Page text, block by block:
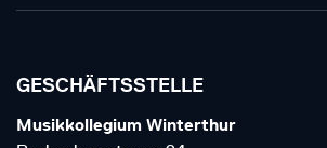
GESCHÄFTSSTELLE
Musikkollegium Winterthur